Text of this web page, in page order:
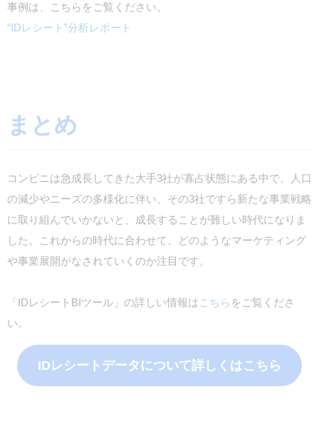
事例は、こちらをご覧ください。
“IDレシート”分析レポート
まとめ
コンビニは急成長してきた大手3社が寡占状態にある中で、人口
の減少やニーズの多様化に伴い、その3社ですら新たな事業戦略
に取り組んでいかないと、成長することが難しい時代になりま
した。これからの時代に合わせて、どのようなマーケティング
や事業展開がなされていくのか注目です。
「IDレシートBIツール」の詳しい情報は こちら をご覧くださ
い。
IDレシートデータについて詳しくはこちら